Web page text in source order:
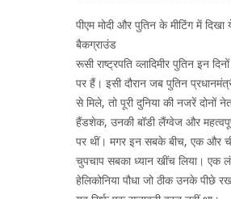
पीएम मोदी और पुतिन के मीटिंग में
बैकग्राउंड
रूसी राष्ट्रपति व्लादिमीर पुतिन इन
पर हैं। इसी दौरान जब पुतिन
से मिले, तो पूरी दुनिया की नजरें दोनों
हैंडशेक, उनकी बॉडी लैंग्वेज और
पर थीं। मगर इन सबके बीच, एक और
चुपचाप सबका ध्यान खींच लिया। एक
हेलिकोनिया पौधा जो ठीक उनके पीछे